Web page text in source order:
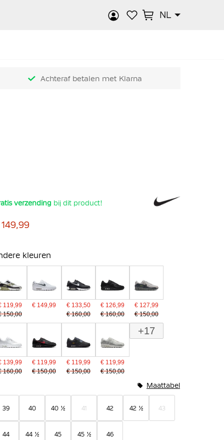
NL
Achteraf betalen met Klarna
verzending bij dit product!
kleuren
119,99
150,00
€ 149,99
€ 133,50
€ 160,00
€ 126,99
€ 160,00
€ 127,99
€ 150,00
139,99
160,00
€ 119,99
€ 150,00
€ 119,99
€ 150,00
€ 119,99
€ 150,00
+17
39 40 40 ½ 41 42 42 ½ 43
44 44 ½ 45 45 ½ 46
Maattabel